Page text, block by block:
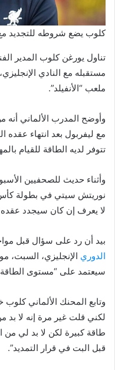
كلوب يضع شروطه للتجديد
تناول يورغن كلوب المدير
مستقبله مع النادي
ملعب “الأنفيلد”.
وأوضح المدرب الألماني أنه
تتوفر لديه الطاقة للقيام
نوريتش سيتي في بطولة كأس
لا يعرف إن كان سيجدد عقده
بيد أن رد على سؤال قبل
الدوري الإنجليزي، السبت،
سيعتمد على “مستوى
وتابع المحنك الألماني
لكني قلت غير مرة إنه لا بد
قبل البت في قرار التمديد”.